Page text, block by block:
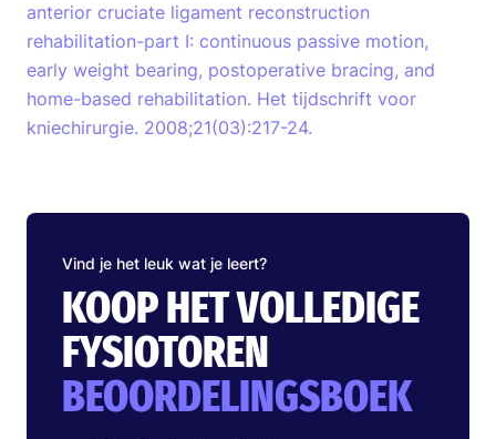
anterior cruciate ligament reconstruction
rehabilitation-part I: continuous passive motion,
early weight bearing, postoperative bracing, and
home-based rehabilitation. Het tijdschrift voor
kniechirurgie. 2008;21(03):217-24.
Vind je het leuk wat je leert?
KOOP HET VOLLEDIGE
FYSIOTOREN
BEOORDELINGSBOEK